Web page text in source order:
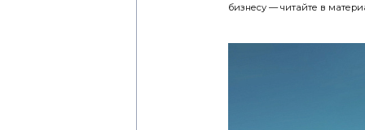
бизнесу — читайте в